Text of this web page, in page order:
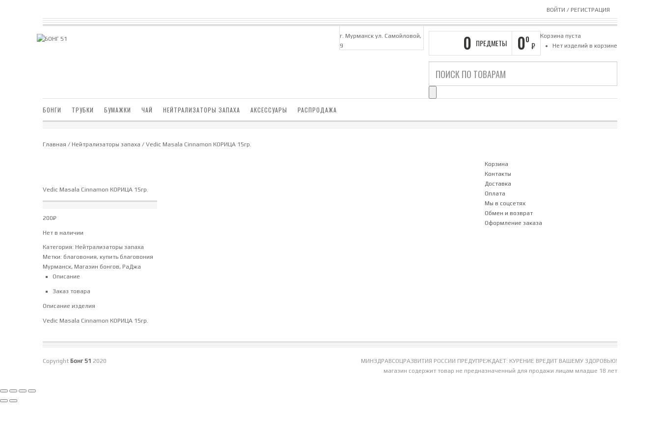
ВОЙТИ / РЕГИСТРАЦИЯ
0 ПРЕДМЕТЫ 00
₽
Корзина пуста
Нет изделий в корзине
г. Мурманск ул. Самойловой,
9
БОНГИ ТРУБКИ БУМАЖКИ ЧАЙ НЕЙТРАЛИЗАТОРЫ ЗАПАХА АКСЕССУАРЫ РАСПРОДАЖА
Главная / Нейтрализаторы запаха / Vedic Masala Cinnamon КОРИЦА 15гр.
Vedic Masala Cinnamon КОРИЦА 15гр.
200₽
Нет в наличии
Категория: Нейтрализаторы запаха
Метки: благовония, купить благовония
Мурманск, Магазин бонгов, РаДжа
Описание
Заказ товара
Описание изделия
Vedic Masala Cinnamon КОРИЦА 15гр.
Корзина
Контакты
Доставка
Оплата
Мы в соцсетях
Обмен и возврат
Оформление заказа
Copyright Бонг 51 2020
МИНЗДРАВСОЦРАЗВИТИЯ РОССИИ ПРЕДУПРЕЖДАЕТ: КУРЕНИЕ ВРЕДИТ ВАШЕМУ ЗДОРОВЬЮ!
магазин содержит товар не предназначенный для продажи лицам младше 18 лет